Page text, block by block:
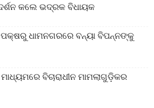
କଲେ ଭଦ୍ରକ ବିଧାୟକ
ଧାମନଗରରେ ବନ୍ୟା ବିପନ୍ନଙ୍କୁ
ବିଚାରାଧୀନ ମାମଲାଗୁଡ଼ିକର